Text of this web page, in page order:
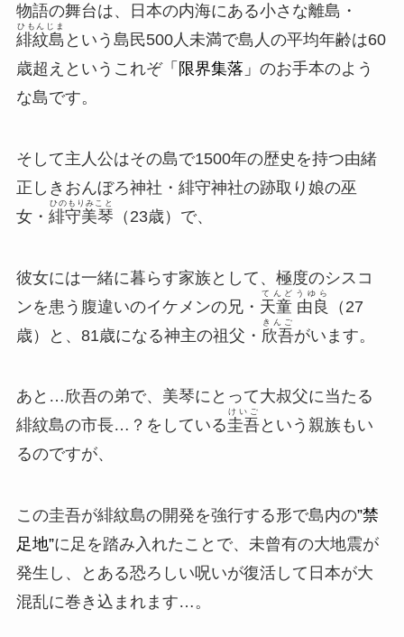
物語の舞台は、日本の内海にある小さな離島・
緋紋島
ひもんじま
という島民500人未満で島人の平均年齢は60
歳超えというこれぞ「限界集落」 のお手本のよう
な島です。
そして主人公はその島で1500年の歴史を持つ由緒
正しきおんぼろ神社・ 緋守神社の跡取り娘の巫
女・ 緋守美琴
ひのもりみこと
（23歳）で、
彼女には一緒に暮らす家族として、極度のシスコ
ンを患う腹違いのイケメンの兄・ 天童 由良
てんどうゆら
（27
歳）と、81歳になる神主の祖父・ 欣吾
きんご
がいます。
あと…欣吾の弟で、美琴にとって大叔父に当たる
緋紋島の市長…？をしている圭吾
けいご
という親族もい
るのですが、
この圭吾が緋紋島の開発を強行する形で島内の”禁
足地”に足を踏み入れたことで、未曾有の大地震が
発生し、とある恐ろしい呪いが復活して日本が大
混乱に巻き込まれます…。